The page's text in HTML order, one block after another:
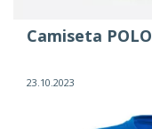
Camiseta POLO
23.10.2023